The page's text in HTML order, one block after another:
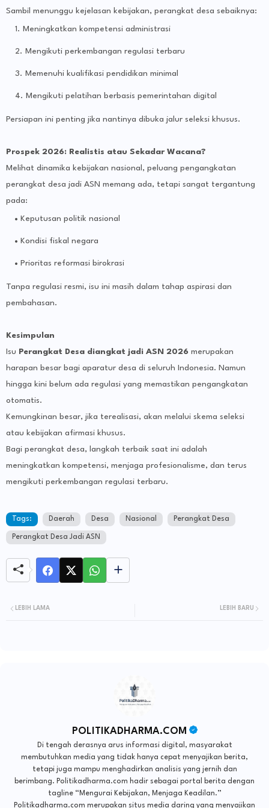
Sambil menunggu kejelasan kebijakan, perangkat desa sebaiknya:
Meningkatkan kompetensi administrasi
Mengikuti perkembangan regulasi terbaru
Memenuhi kualifikasi pendidikan minimal
Mengikuti pelatihan berbasis pemerintahan digital
Persiapan ini penting jika nantinya dibuka jalur seleksi khusus.
Prospek 2026: Realistis atau Sekadar Wacana?
Melihat dinamika kebijakan nasional, peluang pengangkatan
perangkat desa jadi ASN memang ada, tetapi sangat tergantung
pada:
Keputusan politik nasional
Kondisi fiskal negara
Prioritas reformasi birokrasi
Tanpa regulasi resmi, isu ini masih dalam tahap aspirasi dan
pembahasan.
Kesimpulan
Isu Perangkat Desa diangkat jadi ASN 2026 merupakan
harapan besar bagi aparatur desa di seluruh Indonesia. Namun
hingga kini belum ada regulasi yang memastikan pengangkatan
otomatis.
Kemungkinan besar, jika terealisasi, akan melalui skema seleksi
atau kebijakan afirmasi khusus.
Bagi perangkat desa, langkah terbaik saat ini adalah
meningkatkan kompetensi, menjaga profesionalisme, dan terus
mengikuti perkembangan regulasi terbaru.
Tags: Daerah Desa Nasional Perangkat Desa
Perangkat Desa Jadi ASN
LEBIH BARU
LEBIH LAMA
POLITIKADHARMA.COM
Di tengah derasnya arus informasi digital, masyarakat
membutuhkan media yang tidak hanya cepat menyajikan berita,
tetapi juga mampu menghadirkan analisis yang jernih dan
berimbang. Politikadharma.com hadir sebagai portal berita dengan
tagline “Mengurai Kebijakan, Menjaga Keadilan.”
Politikadharma.com merupakan situs media daring yang menyajikan